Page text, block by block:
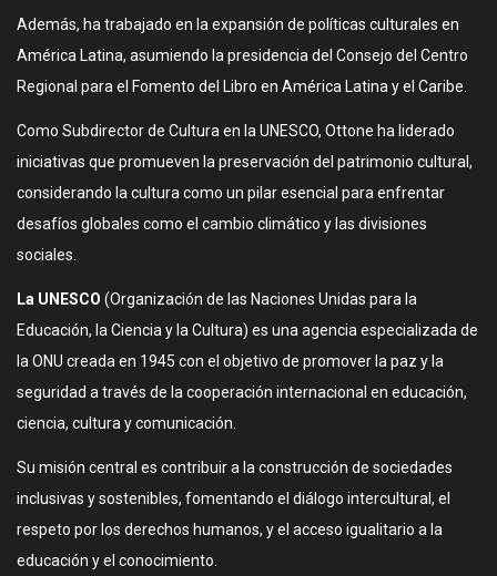
Además, ha trabajado en la expansión de políticas culturales en
América Latina, asumiendo la presidencia del Consejo del Centro
Regional para el Fomento del Libro en América Latina y el Caribe.
Como Subdirector de Cultura en la UNESCO, Ottone ha liderado
iniciativas que promueven la preservación del patrimonio cultural,
considerando la cultura como un pilar esencial para enfrentar
desafíos globales como el cambio climático y las divisiones
sociales.
La UNESCO (Organización de las Naciones Unidas para la
Educación, la Ciencia y la Cultura) es una agencia especializada de
la ONU creada en 1945 con el objetivo de promover la paz y la
seguridad a través de la cooperación internacional en educación,
ciencia, cultura y comunicación.
Su misión central es contribuir a la construcción de sociedades
inclusivas y sostenibles, fomentando el diálogo intercultural, el
respeto por los derechos humanos, y el acceso igualitario a la
educación y el conocimiento.